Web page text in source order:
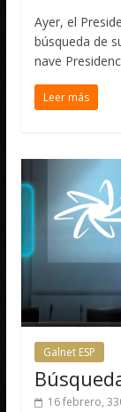
Ayer, el
búsqueda de
nave
Leer más
Galnet ESP
16 febrero,